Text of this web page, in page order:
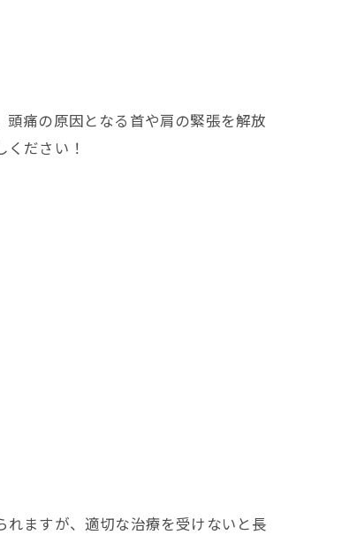
痛の原因となる首や肩の緊張を解放
ださい！
ますが、適切な治療を受けないと長